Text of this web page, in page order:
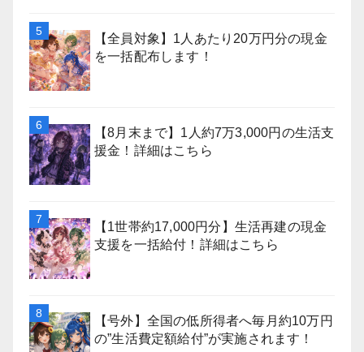
【全員対象】1人あたり20万円分の現金
を一括配布します！
【8月末まで】1人約7万3,000円の生活支
援金！詳細はこちら
【1世帯約17,000円分】生活再建の現金
支援を一括給付！詳細はこちら
【号外】全国の低所得者へ毎月約10万円
の”生活費定額給付”が実施されます！